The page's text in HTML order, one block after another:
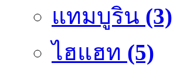
แทมบูริน (3)
ไฮแฮท (5)